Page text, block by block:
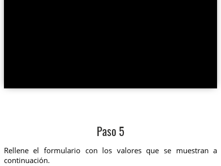
Paso 5
Rellene el formulario con los valores que se muestran a
continuación.